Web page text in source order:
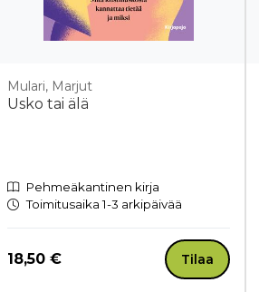
Mulari, Marjut
Usko tai älä
Pehmeäkantinen kirja
Toimitusaika 1-3 arkipäivää
Hinta nyt
18,50 € Tilaa